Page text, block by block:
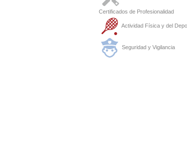
Certificados de Profesionalidad
Actividad Física y del
Seguridad y Vigilancia